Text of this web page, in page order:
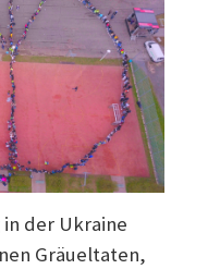
der Ukraine
Gräueltaten,